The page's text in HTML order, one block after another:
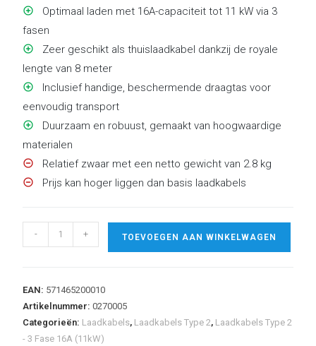
Optimaal laden met 16A-capaciteit tot 11 kW via 3
fasen
Zeer geschikt als thuislaadkabel dankzij de royale
lengte van 8 meter
Inclusief handige, beschermende draagtas voor
eenvoudig transport
Duurzaam en robuust, gemaakt van hoogwaardige
materialen
Relatief zwaar met een netto gewicht van 2.8 kg
Prijs kan hoger liggen dan basis laadkabels
Blaupunkt
laadkabel
-
16A
- + TOEVOEGEN AAN WINKELWAGEN
EAN: 571465200010
Artikelnummer:0270005
Categorieën: Laadkabels, Laadkabels Type 2, Laadkabels Type 2
- 3 Fase 16A (11kW)